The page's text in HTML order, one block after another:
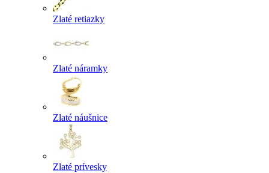
Zlaté retiazky
Zlaté náramky
Zlaté náušnice
Zlaté prívesky